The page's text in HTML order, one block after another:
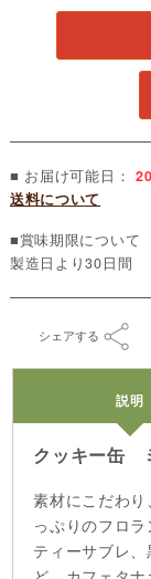
■ お届け可能日：
送料について
■賞味期限について
製造日より30日間
シェアする
説明
クッキー缶
素材にこだわ
っぷりのフロ
ティーサブレ